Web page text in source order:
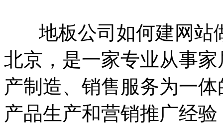
地板公司如何建网站
北京，是一家专业从事
产制造、销售服务为一
产品生产和营销推广经